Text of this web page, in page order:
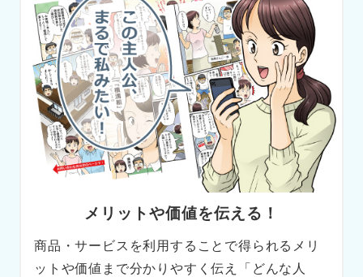
メリットや価値を伝える！
商品・サービスを利用することで得られるメリ
ットや価値まで分かりやすく伝え「どんな人